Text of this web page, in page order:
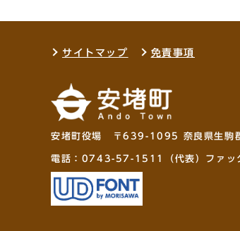
サイトマップ 免責事項
安堵町役場 〒639-1095 奈良県生駒
電話： 0743-57-1511 （代表）ファ